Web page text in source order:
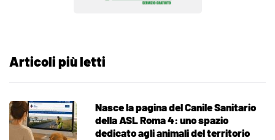
Articoli più letti
Nasce la pagina del Canile Sanitario
della ASL Roma 4: uno spazio
dedicato agli animali del territorio